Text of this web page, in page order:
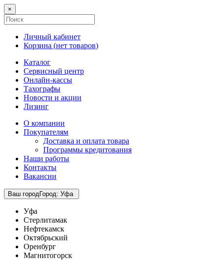
×
Личный кабинет
Корзина (нет товаров)
Каталог
Сервисный центр
Онлайн-кассы
Тахографы
Новости и акции
Лизинг
О компании
Покупателям
Доставка и оплата товара
Программы кредитования
Наши работы
Контакты
Вакансии
Ваш городГород: Уфа
Уфа
Стерлитамак
Нефтекамск
Октябрьский
Оренбург
Магнитогорск